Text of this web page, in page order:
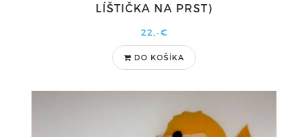
LÍŠTIČKA NA PRST)
22,-€
DO KOŠÍKA